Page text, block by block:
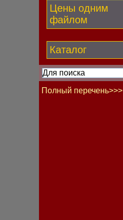
Цены одним
файлом
Каталог
Полный перечень>>>